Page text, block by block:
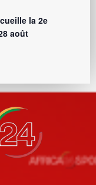
la 2e
août